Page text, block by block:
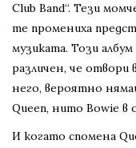
Club Band“. Тези
те промениха
музиката. Този
различен, че отвори
него, вероятно
Queen, нито Bowie в
И когато спомена